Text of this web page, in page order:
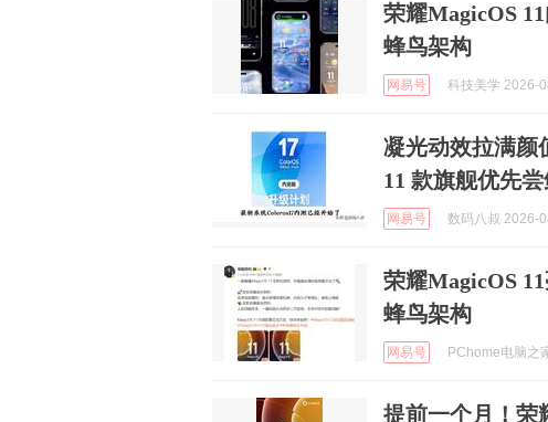
荣耀MagicOS
蜂鸟架构
网易号 科技美学 2026-
凝光动效拉满颜
11 款旗舰优先
网易号 数码八叔 2026-
荣耀MagicOS
蜂鸟架构
网易号 PChome电脑之
提前一个月！荣